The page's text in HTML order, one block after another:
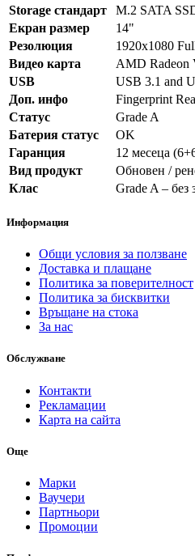
Storage стандарт
M.2 SATA
Екран размер
14"
Резолюция
1920x1080
Видео карта
AMD Radeon
USB
USB 3.1 and
Доп. инфо
Fingerprint
Статус
Grade A
Батерия статус
OK
Гаранция
12 месеца
Вид продукт
Обновен /
Клас
Grade A – без
Информация
Общи условия за ползване
Доставка и плащане
Политика за поверителност
Политика за бисквитки
Връщане на стока
За нас
Обслужване
Контакти
Рекламации
Карта на сайта
Още
Марки
Ваучери
Партньори
Промоции